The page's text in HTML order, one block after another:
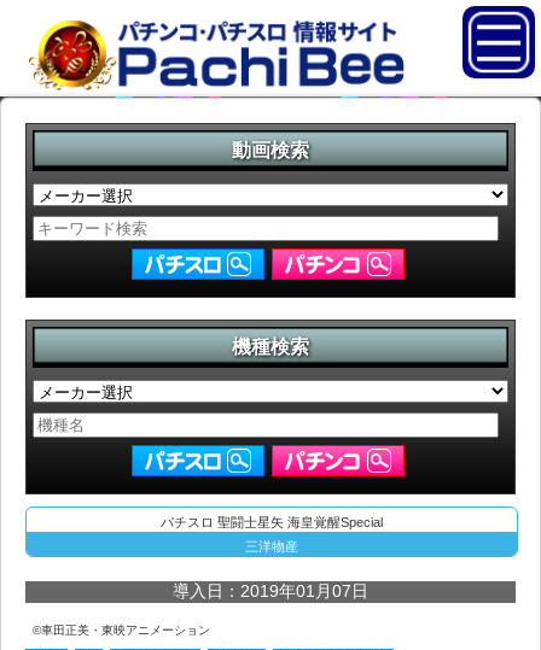
動画検索
機種検索
パチスロ 聖闘士星矢 海皇覚醒Special
三洋物産
導入日：2019年01月07日
©車田正美・東映アニメーション